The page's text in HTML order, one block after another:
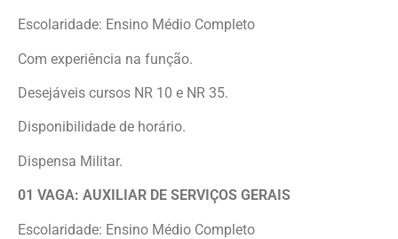
Escolaridade: Ensino Médio Completo
Com experiência na função.
Desejáveis cursos NR 10 e NR 35.
Disponibilidade de horário.
Dispensa Militar.
01 VAGA: AUXILIAR DE SERVIÇOS GERAIS
Escolaridade: Ensino Médio Completo